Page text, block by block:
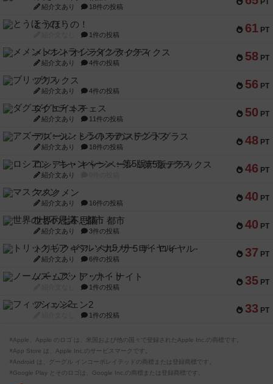
PT
紹介文あり 18件の投稿
61 PT
とうほうの！
1件の投稿
58 PT
メメントオンラインタクティクス
紹介文あり 4件の投稿
56 PT
ブリックス
紹介文あり 4件の投稿
50 PT
ダグエイトチェス
紹介文あり 11件の投稿
48 PT
アズール：シントラのステンドグラス
紹介文あり 18件の投稿
46 PT
ロシアン・キャンペーン：第5版デラックス
紹介文あり
40 PT
マスクメン
紹介文あり 16件の投稿
40 PT
世界の七不思議：都市
紹介文あり 3件の投稿
37 PT
トリックギア - ペルソナ5 ザ・ロイヤル-
紹介文あり 6件の投稿
35 PT
ノームズ・アット・ナイト
1件の投稿
33 PT
フィッシェン2
1件の投稿
※Apple、Apple のロゴ は、米国および他の国々で登録されたApple Inc.の商標です。
※App Store は、Apple Inc.のサービスマークです。
※Android は、グーグル インコーポレイテッドの商標または登録商標です。
※Google Play とそのロゴは、Google Inc.の商標または登録商標です。